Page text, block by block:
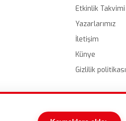
Etkinlik Takvimi
Yazarlarımız
İletişim
Künye
Gizlilik politikası